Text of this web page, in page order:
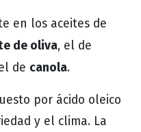
en los aceites de
de oliva, el de
de canola.
por ácido oleico
y el clima. La